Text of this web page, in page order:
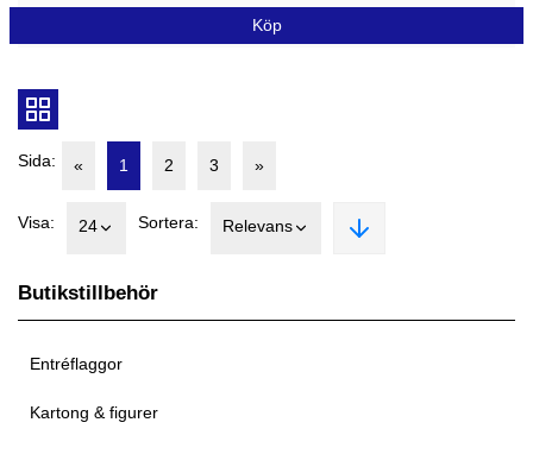
Butikstillbehör
Entréflaggor
Kartong & figurer
Köp
Sida: « 1 2 3 »
Visa: 24 Sortera: Relevans